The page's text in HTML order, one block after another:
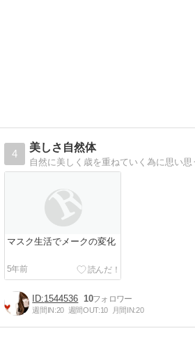
4
美しさ自然体
マスク生活でメークの変化
5年前
1544536 10
週間IN:20 週間OUT:10 月間IN:20